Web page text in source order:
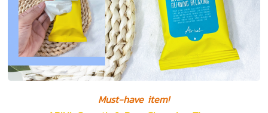
Must-have item!